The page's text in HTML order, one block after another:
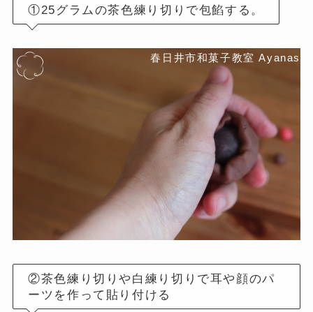
①25グラムの茶色練り切りで包餡する。
②茶色練り切りや白練り切りで耳や顔のパ
ーツを作って貼り付ける